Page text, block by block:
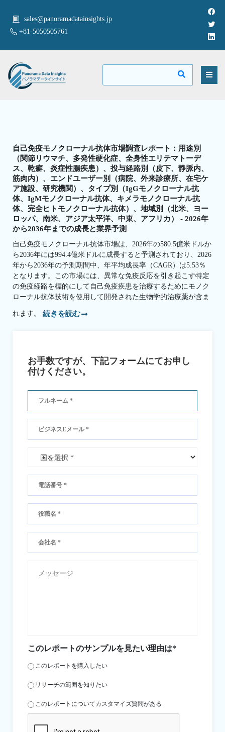
sales@panoramadatainsights.jp
+81-5050505761
自己免疫モノクローナル抗体市場調査レポート：用途別
（関節リウマチ、多発性硬化症、全身性エリテマトーデ
ス、乾癬、炎症性腸疾患）、投与経路別（皮下、静脈内、
筋肉内）、エンドユーザー別（病院、外来診療所、在宅ケ
ア施設、研究機関）、タイプ別（IgGモノクローナル抗
体、IgMモノクローナル抗体、キメラモノクローナル抗
体、完全ヒトモノクローナル抗体）、地域別（北米、ヨー
ロッパ、南米、アジア太平洋、中東、アフリカ） - 2026年
から2036年までの成長と業界予測
自己免疫モノクローナル抗体市場は、2026年の580.5億米ドルか
ら2036年には994.4億米ドルに成長すると予測されており、2026
年から2036年の予測期間中、年平均成長率（CAGR）は5.53％
となります。この市場には、異常な免疫反応を引き起こす特定
の免疫経路を標的にして自己免疫疾患を治療するためにモノク
ローナル抗体技術を使用して開発された生物学的治療薬が含ま
れます。 続きを読む
お手数ですが、下記フォームにてお申し
付けください。
このレポートのサンプルを見たい理由は*
このレポートを購入したい
リサーチの範囲を知りたい
このレポートについてカスタマイズ質問がある